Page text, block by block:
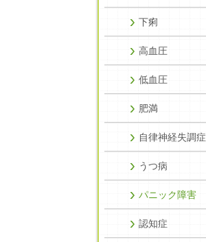
下痢
高血圧
低血圧
肥満
自律神経失調症
うつ病
パニック障害
認知症